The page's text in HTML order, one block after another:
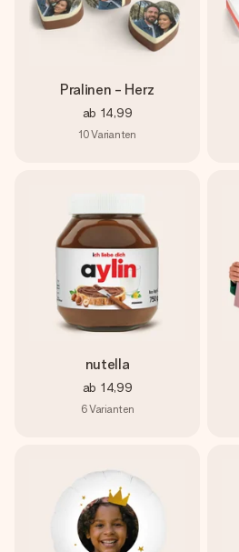
Pralinen - Herz
ab 14,99
10Varianten
nutella
ab 14,99
6Varianten